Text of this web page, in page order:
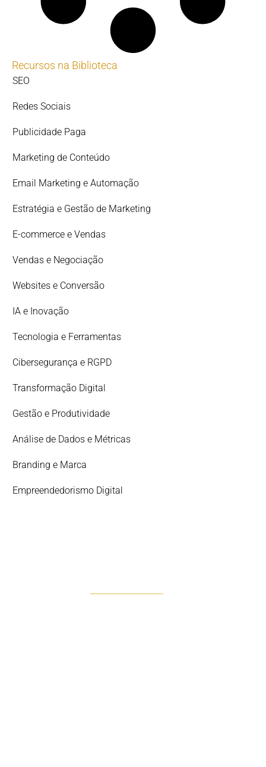
Recursos na Biblioteca
SEO
Redes Sociais
Publicidade Paga
Marketing de Conteúdo
Email Marketing e Automação
Estratégia e Gestão de Marketing
E-commerce e Vendas
Vendas e Negociação
Websites e Conversão
IA e Inovação
Tecnologia e Ferramentas
Cibersegurança e RGPD
Transformação Digital
Gestão e Produtividade
Análise de Dados e Métricas
Branding e Marca
Empreendedorismo Digital